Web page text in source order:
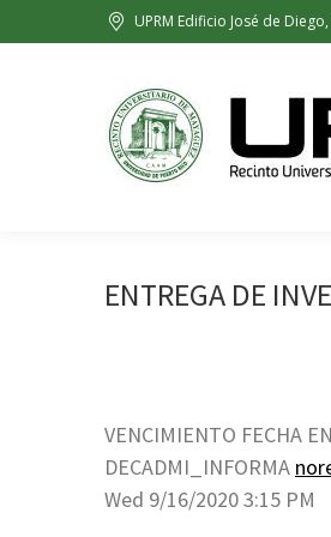
UPRM Edificio José de
ENTREGA DE
VENCIMIENTO FECHA
DECADMI_INFORMA
Wed 9/16/2020 3:15 PM
Decanato